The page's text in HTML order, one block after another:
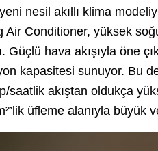
nesil akıllı klima
Air Conditioner, yüksek
Güçlü hava akışıyla öne
kapasitesi sunuyor. Bu
saatlik akıştan oldukça
üfleme alanıyla büyük